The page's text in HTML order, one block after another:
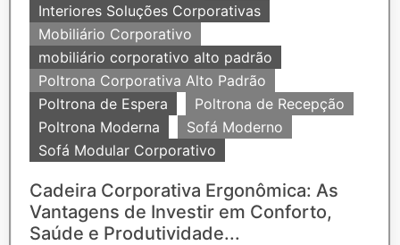
Interiores Soluções Corporativas
Mobiliário Corporativo
mobiliário corporativo alto padrão
Poltrona Corporativa Alto Padrão
Poltrona de Espera
Poltrona de Recepção
Poltrona Moderna
Sofá Moderno
Sofá Modular Corporativo
Cadeira Corporativa Ergonômica: As
Vantagens de Investir em Conforto,
Saúde e Produtividade...